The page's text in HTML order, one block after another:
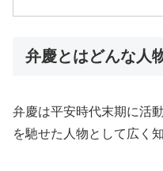
弁慶とはどんな人
弁慶は平安時代末期に活
を馳せた人物として広く